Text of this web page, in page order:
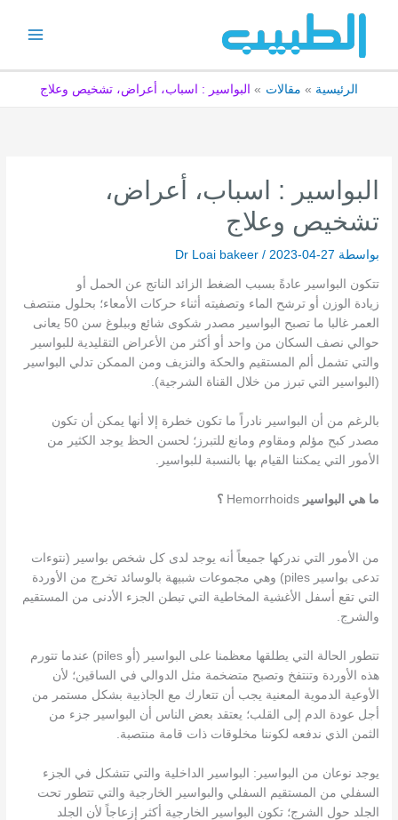
الرئيسية مقالات البواسير : اسباب، أعراض، تشخيص وعلاج
البواسير : اسباب، أعراض،
تشخيص وعلاج
بواسطة Dr Loai bakeer / 2023-04-27
تتكون البواسير عادةً بسبب الضغط الزائد الناتج عن الحمل أو
زيادة الوزن أو ترشح الماء وتصفيته أثناء حركات الأمعاء؛ بحلول منتصف
العمر غالبا ما تصبح البواسير مصدر شكوى شائع وببلوغ سن 50 يعانى
حوالي نصف السكان من واحد أو أكثر من الأعراض التقليدية للبواسير
والتي تشمل ألم المستقيم والحكة والنزيف ومن الممكن تدلي البواسير
(البواسير التي تبرز من خلال القناة الشرجية).
بالرغم من أن البواسير نادراً ما تكون خطرة إلا أنها يمكن أن تكون
مصدر كبح مؤلم ومقاوم ومانع للتبرز؛ لحسن الحظ يوجد الكثير من
الأمور التي يمكننا القيام بها بالنسبة للبواسير.
ما هي البواسيرHemorrhoids ؟
من الأمور التي ندركها جميعاً أنه يوجد لدى كل شخص بواسير (نتوءات
تدعى بواسير piles) وهي مجموعات شبيهة بالوسائد تخرج من الأوردة
التي تقع أسفل الأغشية المخاطية التي تبطن الجزء الأدنى من المستقيم
والشرج.
تتطور الحالة التي يطلقها معظمنا على البواسير (أو piles) عندما تتورم
هذه الأوردة وتنتفخ وتصبح متضخمة مثل الدوالي في الساقين؛ لأن
الأوعية الدموية المعنية يجب أن تتعارك مع الجاذبية بشكل مستمر من
أجل عودة الدم إلى القلب؛ يعتقد بعض الناس أن البواسير جزء من
الثمن الذي ندفعه لكوننا مخلوقات ذات قامة منتصبة.
يوجد نوعان من البواسير: البواسير الداخلية والتي تتشكل في الجزء
السفلي من المستقيم السفلي والبواسير الخارجية والتي تتطور تحت
الجلد حول الشرج؛ تكون البواسير الخارجية أكثر إزعاجاً لأن الجلد